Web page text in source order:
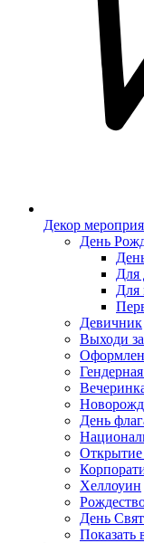
Декор
День
Для
Для
Девичник
Выходи
День
Открытие
Хеллоуин
День
Показать